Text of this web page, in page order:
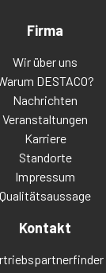
Firma
Wir über uns
DESTACO?
Nachrichten
Veranstaltungen
Karriere
Standorte
Impressum
Qualitätsaussage
Kontakt